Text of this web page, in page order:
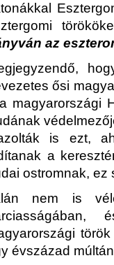
az
ősi
magyarországi
is ezt,
a
ostromnak, ez
nem is
évszázad